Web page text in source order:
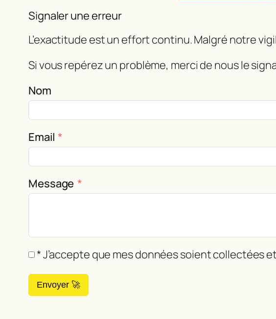
Signaler une erreur
L’exactitude est un effort continu. Malgré notre
Si vous repérez un problème, merci de nous le
Nom
Email
Message
* J’accepte que mes données soient collectées
Envoyer 🚀